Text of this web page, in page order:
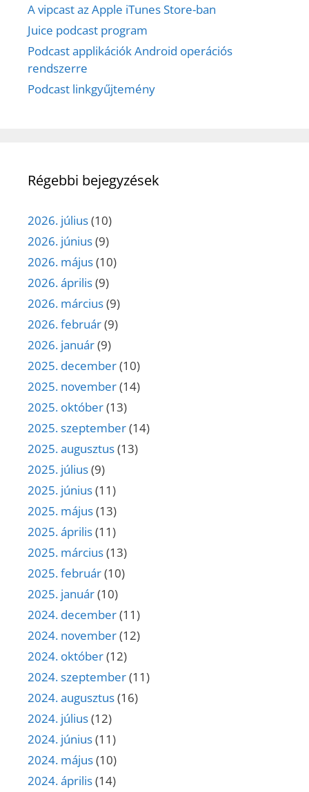
A vipcast az Apple iTunes Store-ban
Juice podcast program
Podcast applikációk Android operációs
rendszerre
Podcast linkgyűjtemény
Régebbi bejegyzések
2026. július(10)
2026. június(9)
2026. május(10)
2026. április(9)
2026. március(9)
2026. február(9)
2026. január(9)
2025. december(10)
2025. november(14)
2025. október(13)
2025. szeptember(14)
2025. augusztus(13)
2025. július(9)
2025. június(11)
2025. május(13)
2025. április(11)
2025. március(13)
2025. február(10)
2025. január(10)
2024. december(11)
2024. november(12)
2024. október(12)
2024. szeptember(11)
2024. augusztus(16)
2024. július(12)
2024. június(11)
2024. május(10)
2024. április(14)